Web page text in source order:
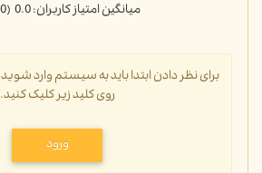
میانگین امتیاز کاربران: 0.0 (0 رای)
برای نظر دادن ابتدا باید به سیستم وارد
روی کلید زیر کلیک کنید.
ورود